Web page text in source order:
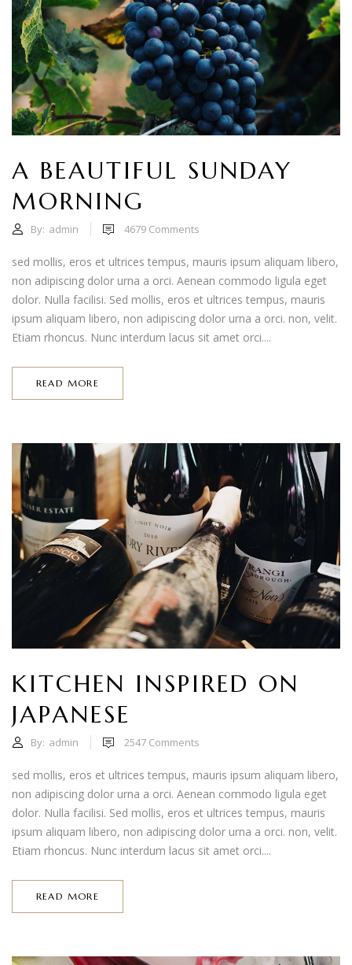
A BEAUTIFUL SUNDAY
MORNING
By: admin 4679 Comments
sed mollis, eros et ultrices tempus, mauris ipsum aliquam libero,
non adipiscing dolor urna a orci. Aenean commodo ligula eget
dolor. Nulla facilisi. Sed mollis, eros et ultrices tempus, mauris
ipsum aliquam libero, non adipiscing dolor urna a orci. non, velit.
Etiam rhoncus. Nunc interdum lacus sit amet orci....
READ MORE
KITCHEN INSPIRED ON
JAPANESE
By: admin 2547 Comments
sed mollis, eros et ultrices tempus, mauris ipsum aliquam libero,
non adipiscing dolor urna a orci. Aenean commodo ligula eget
dolor. Nulla facilisi. Sed mollis, eros et ultrices tempus, mauris
ipsum aliquam libero, non adipiscing dolor urna a orci. non, velit.
Etiam rhoncus. Nunc interdum lacus sit amet orci....
READ MORE